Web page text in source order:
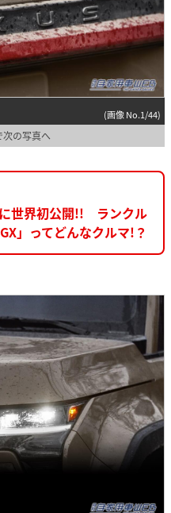
(画像 No.1/44)
次の写真へ
世界初公開!! ランクル
」ってどんなクルマ!？